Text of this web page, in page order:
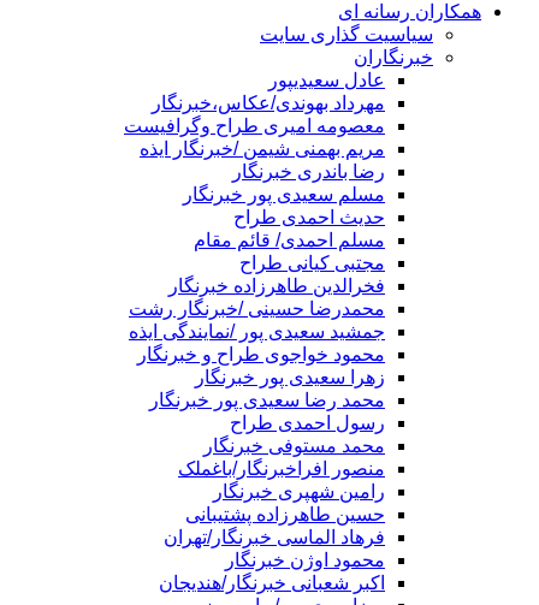
همکاران رسانه ای
سیاسیت گذاری سایت
خبرنگاران
عادل سعیدیپور
مهرداد بهوندی/عکاس،خبرنگار
معصومه امیری طراح وگرافیست
مریم بهمنی شیمن /خبرنگار ایذه
رضا باندری خبرنگار
مسلم سعیدی پور خبرنگار
حدیث احمدی طراح
مسلم احمدی/ قائم مقام
مجتبی کیانی طراح
فخرالدین طاهرزاده خبرنگار
محمدرضا حسینی /خبرنگار رشت
جمشید سعیدی پور /نمایندگی ایذه
محمود خواجوی طراح و خبرنگار
زهرا سعیدی پور خبرنگار
محمد رضا سعیدی پور خبرنگار
رسول احمدی طراح
محمد مستوفی خبرنگار
منصور افراخبرنگار/باغملک
رامین شهپری خبرنگار
حسین طاهرزاده پشتیبانی
فرهاد الماسی خبرنگار/تهران
محمود اوژن خبرنگار
اکبر شعبانی خبرنگار/هندیجان